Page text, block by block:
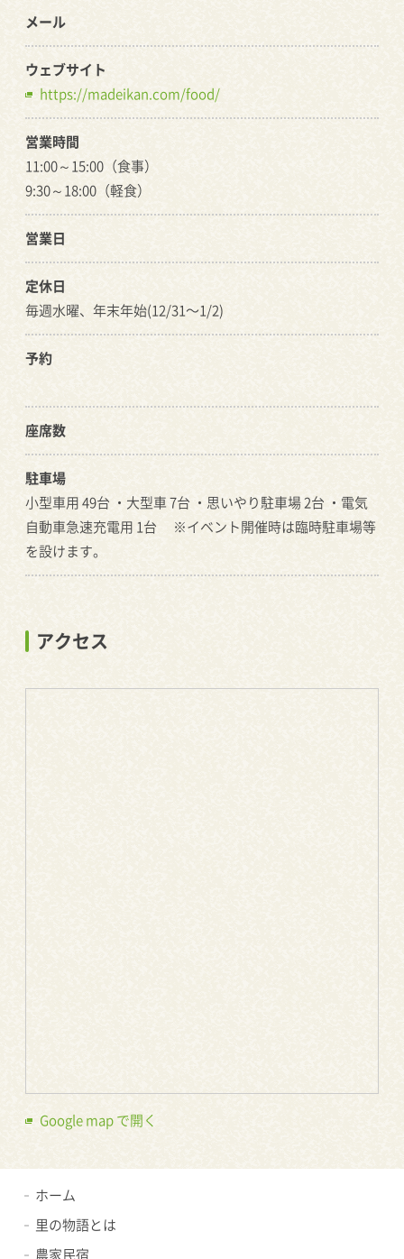
メール
ウェブサイト
https://madeikan.com/food/
営業時間
11:00～15:00（食事）
9:30～18:00（軽食）
営業日
定休日
毎週水曜、年末年始(12/31〜1/2)
予約
座席数
駐車場
小型車用 49台 ・大型車 7台 ・思いやり駐車場 2台 ・電気
自動車急速充電用 1台 ※イベント開催時は臨時駐車場等
を設けます。
アクセス
Google map で開く
ホーム
里の物語とは
農家民宿